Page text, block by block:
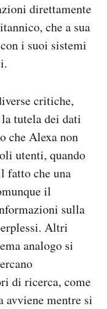
direttamente
che a sua
i suoi sistemi
critiche,
tutela dei dati
che Alexa non
utenti, quando
fatto che una
il
sulla
Altri
analogo si
di ricerca, come
avviene mentre si